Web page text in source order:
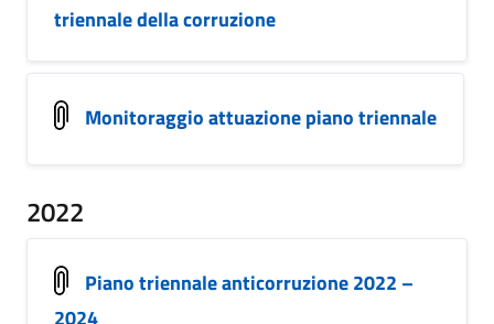
triennale della corruzione
Monitoraggio attuazione piano triennale
2022
Piano triennale anticorruzione 2022 –
2024